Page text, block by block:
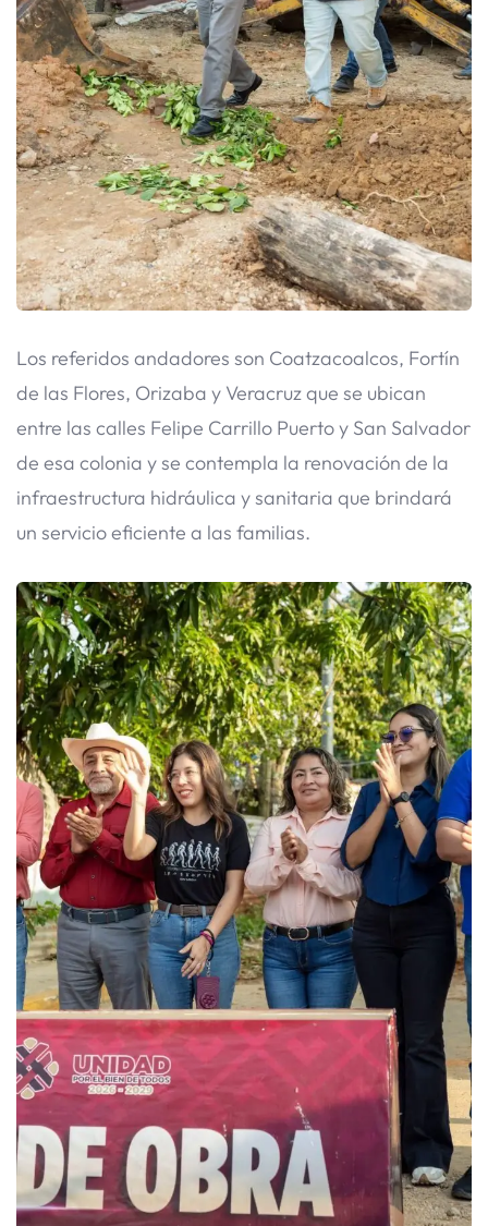
Los referidos andadores son Coatzacoalcos, Fortín
de las Flores, Orizaba y Veracruz que se ubican
entre las calles Felipe Carrillo Puerto y San Salvador
de esa colonia y se contempla la renovación de la
infraestructura hidráulica y sanitaria que brindará
un servicio eficiente a las familias.